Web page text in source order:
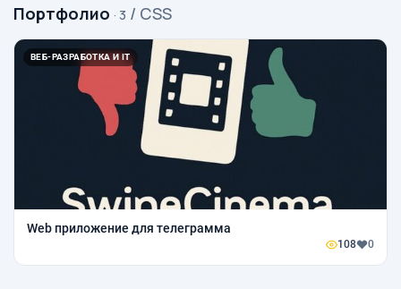
Портфолио · 3 / CSS
ВЕБ-РАЗРАБОТКА И IT
Web приложение для телеграмма
108 0